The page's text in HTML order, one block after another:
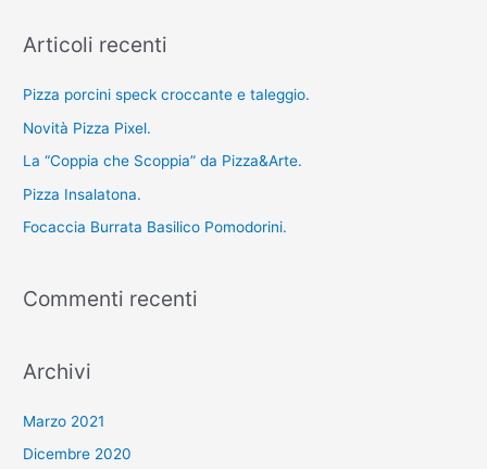
cArticoli recenti
Pizza porcini speck croccante e taleggio.
Novità Pizza Pixel.
La “Coppia che Scoppia” da Pizza&Arte.
Pizza Insalatona.
Focaccia Burrata Basilico Pomodorini.
Commenti recenti
Archivi
Marzo 2021
Dicembre 2020